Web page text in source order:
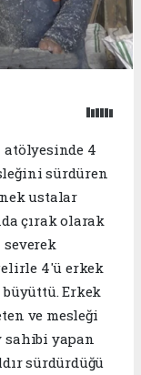
4
sürdüren
ustalar
çırak olarak
4'ü erkek
büyüttü. Erkek
ve mesleği
sahibi yapan
sürdürdüğü